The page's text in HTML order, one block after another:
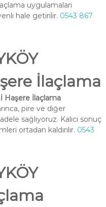
uygulamaları
hale getirilir. 0543 867
İlaçlama
Haşere İlaçlama
pire ve diğer
sağlıyoruz. Kalıcı sonuç
ortadan kaldırılır. 0543